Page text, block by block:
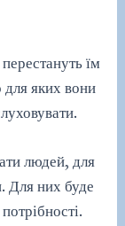
їм
для яких вони
людей, для
Для них буде